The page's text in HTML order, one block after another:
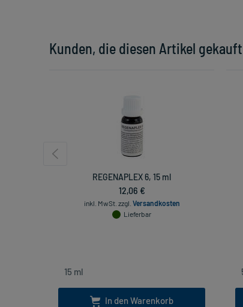
Kunden, die diesen Artikel
REGENAPLEX 6, 15 ml
12,06 €
inkl. MwSt. zzgl. Versandkosten
Lieferbar
In den Warenkorb